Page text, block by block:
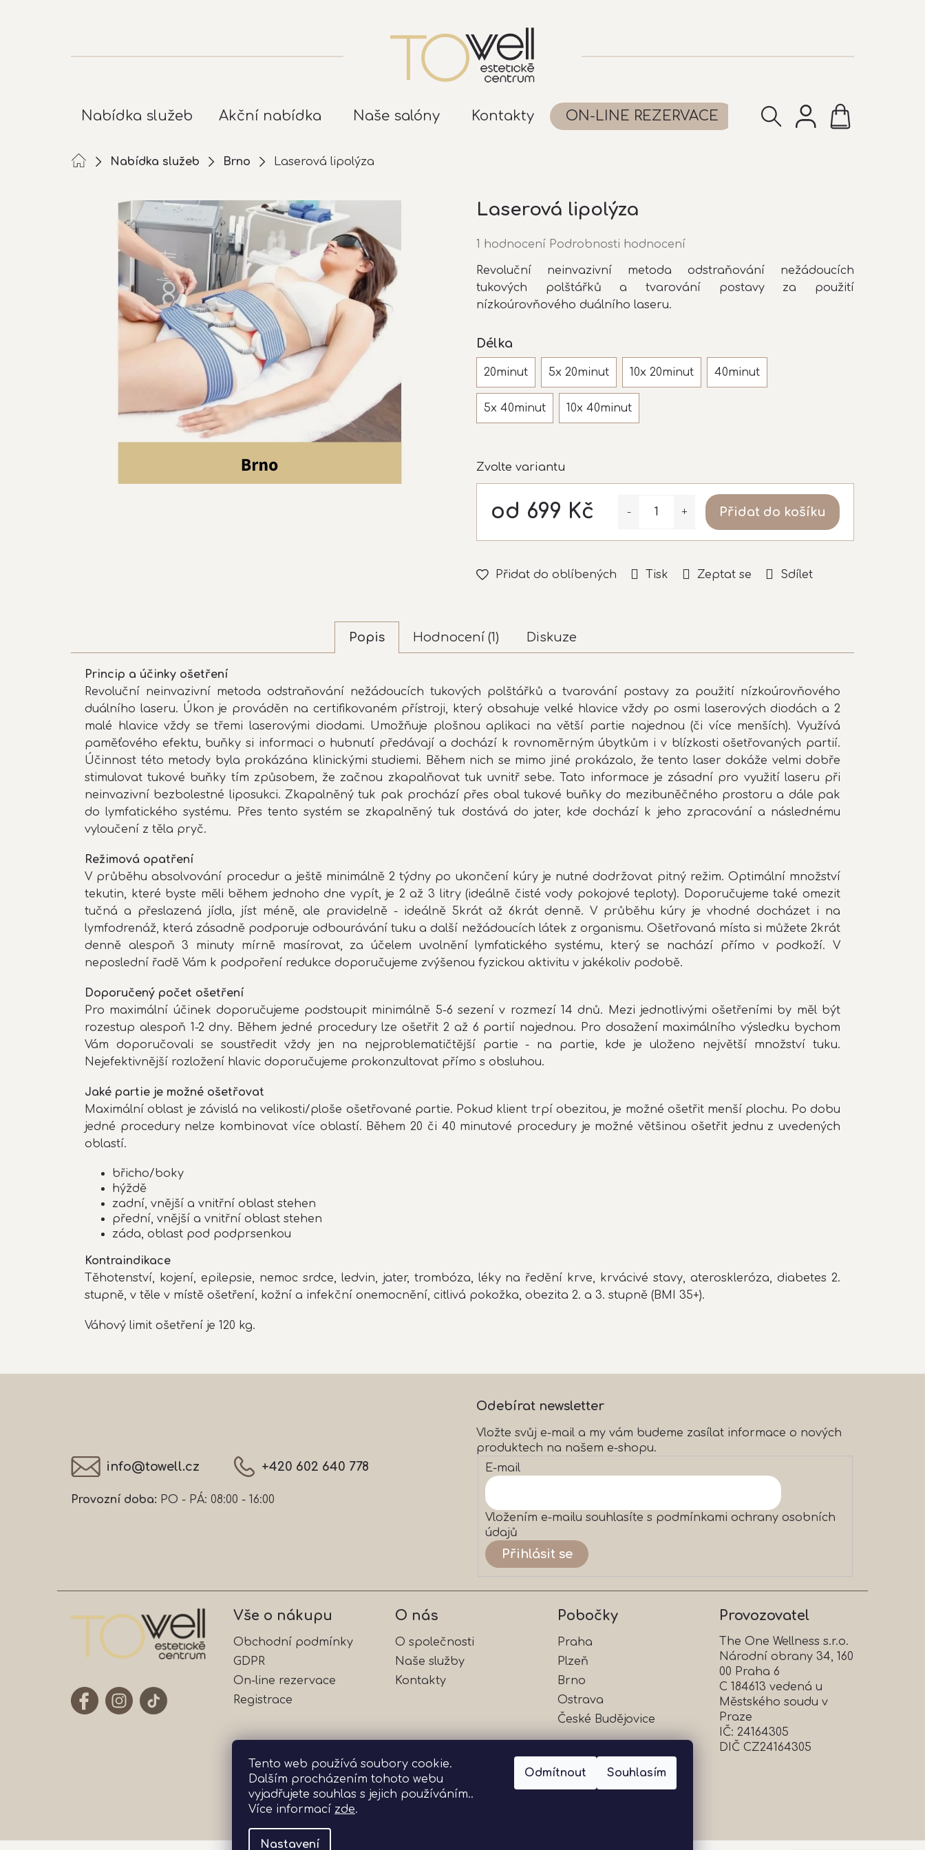
Tento web používá soubory cookie.
Dalším procházením tohoto webu
vyjadřujete souhlas s jejich používáním..
Více informací zde.
Nastavení
Odmítnout Souhlasím
NÁKUPNÍ
KOŠÍK
Nabídka služeb Akční nabídka Naše salóny Kontakty ON-LINE REZERVACE
Nabídka služeb Brno Laserová lipolýza
Zvolte variantu
Délka
20minut 5x 20minut 10x 20minut 40minut
5x 40minut 10x 40minut
Revoluční neinvazivní metoda odstraňování nežádoucích
tukových polštářků a tvarování postavy za použití
nízkoúrovňového duálního laseru.
Přidat do oblíbených Tisk Zeptat se Sdílet
Laserová lipolýza
Průměrné
produktu
je
5,0
hvězdiček.
1 hodnocení Podrobnosti hodnocení
od 699 Kč
cena:
Přidat do košíku
Popis Hodnocení (1) Diskuze
Princip a účinky ošetření
Revoluční neinvazivní metoda odstraňování nežádoucích tukových polštářků a tvarování postavy za použití nízkoúrovňového
duálního laseru. Úkon je prováděn na certifikovaném přístroji, který obsahuje velké hlavice vždy po osmi laserových diodách a 2
malé hlavice vždy se třemi laserovými diodami. Umožňuje plošnou aplikaci na větší partie najednou (či více menších). Využívá
paměťového efektu, buňky si informaci o hubnutí předávají a dochází k rovnoměrným úbytkům i v blízkosti ošetřovaných partií.
Účinnost této metody byla prokázána klinickými studiemi. Během nich se mimo jiné prokázalo, že tento laser dokáže velmi dobře
stimulovat tukové buňky tím způsobem, že začnou zkapalňovat tuk uvnitř sebe. Tato informace je zásadní pro využití laseru při
neinvazivní bezbolestné liposukci. Zkapalněný tuk pak prochází přes obal tukové buňky do mezibuněčného prostoru a dále pak
do lymfatického systému. Přes tento systém se zkapalněný tuk dostává do jater, kde dochází k jeho zpracování a následnému
vyloučení z těla pryč.
Režimová opatření
V průběhu absolvování procedur a ještě minimálně 2 týdny po ukončení kúry je nutné dodržovat pitný režim. Optimální množství
tekutin, které byste měli během jednoho dne vypít, je 2 až 3 litry (ideálně čisté vody pokojové teploty). Doporučujeme také omezit
tučná a přeslazená jídla, jíst méně, ale pravidelně - ideálně 5krát až 6krát denně. V průběhu kúry je vhodné docházet i na
lymfodrenáž, která zásadně podporuje odbourávání tuku a další nežádoucích látek z organismu. Ošetřovaná místa si můžete 2krát
denně alespoň 3 minuty mírně masírovat, za účelem uvolnění lymfatického systému, který se nachází přímo v podkoží. V
neposlední řadě Vám k podpoření redukce doporučujeme zvýšenou fyzickou aktivitu v jakékoliv podobě.
Doporučený počet ošetření
Pro maximální účinek doporučujeme podstoupit minimálně 5-6 sezení v rozmezí 14 dnů. Mezi jednotlivými ošetřeními by měl být
rozestup alespoň 1-2 dny. Během jedné procedury lze ošetřit 2 až 6 partií najednou. Pro dosažení maximálního výsledku bychom
Vám doporučovali se soustředit vždy jen na nejproblematičtější partie - na partie, kde je uloženo největší množství tuku.
Nejefektivnější rozložení hlavic doporučujeme prokonzultovat přímo s obsluhou.
Jaké partie je možné ošetřovat
Maximální oblast je závislá na velikosti/ploše ošetřované partie. Pokud klient trpí obezitou, je možné ošetřit menší plochu. Po dobu
jedné procedury nelze kombinovat více oblastí. Během 20 či 40 minutové procedury je možné většinou ošetřit jednu z uvedených
oblastí.
břicho/boky
hýždě
zadní, vnější a vnitřní oblast stehen
přední, vnější a vnitřní oblast stehen
záda, oblast pod podprsenkou
Kontraindikace
Těhotenství, kojení, epilepsie, nemoc srdce, ledvin, jater, trombóza, léky na ředění krve, krvácivé stavy, ateroskleróza, diabetes 2.
stupně, v těle v místě ošetření, kožní a infekční onemocnění, citlivá pokožka, obezita 2. a 3. stupně (BMI 35+).
Váhový limit ošetření je 120 kg.
info@towell.cz +420 602 640 778
Provozní doba: PO - PÁ: 08:00 - 16:00
Odebírat newsletter
Vložte svůj e-mail a my vám budeme zasílat informace o nových
produktech na našem e-shopu.
E-mail
Vložením e-mailu souhlasíte s podmínkami ochrany osobních
údajů
Přihlásit se
Vše o nákupu
Obchodní podmínky
GDPR
On-line rezervace
Registrace
O nás
O společnosti
Naše služby
Kontakty
Pobočky
Praha
Plzeň
Brno
Ostrava
České Budějovice
Provozovatel
The One Wellness s.r.o.
Národní obrany 34, 160
00 Praha 6
C 184613 vedená u
Městského soudu v
Praze
IČ: 24164305
DIČ CZ24164305
Přijímáme online platby